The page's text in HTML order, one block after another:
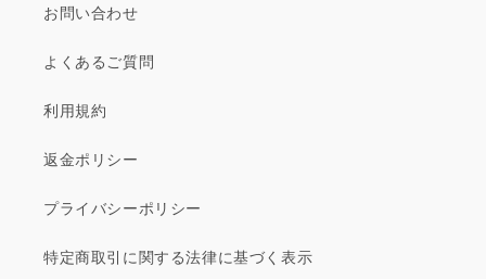
お問い合わせ
よくあるご質問
利用規約
返金ポリシー
プライバシーポリシー
特定商取引に関する法律に基づく表示